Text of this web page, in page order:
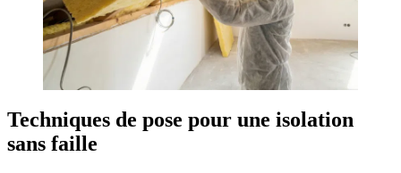
Techniques de pose pour une isolation
sans faille